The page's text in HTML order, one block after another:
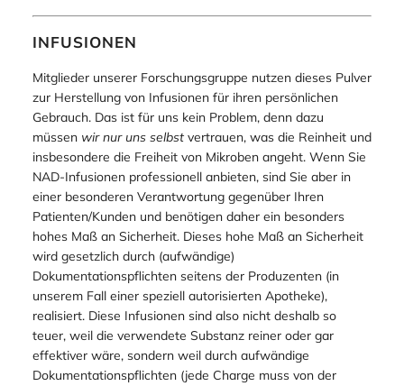
INFUSIONEN
Mitglieder unserer Forschungsgruppe nutzen dieses Pulver
zur Herstellung von Infusionen für ihren persönlichen
Gebrauch. Das ist für uns kein Problem, denn dazu
müssen wir nur uns selbst vertrauen, was die Reinheit und
insbesondere die Freiheit von Mikroben angeht. Wenn Sie
NAD-Infusionen professionell anbieten, sind Sie aber in
einer besonderen Verantwortung gegenüber Ihren
Patienten/Kunden und benötigen daher ein besonders
hohes Maß an Sicherheit. Dieses hohe Maß an Sicherheit
wird gesetzlich durch (aufwändige)
Dokumentationspflichten seitens der Produzenten (in
unserem Fall einer speziell autorisierten Apotheke),
realisiert. Diese Infusionen sind also nicht deshalb so
teuer, weil die verwendete Substanz reiner oder gar
effektiver wäre, sondern weil durch aufwändige
Dokumentationspflichten (jede Charge muss von der